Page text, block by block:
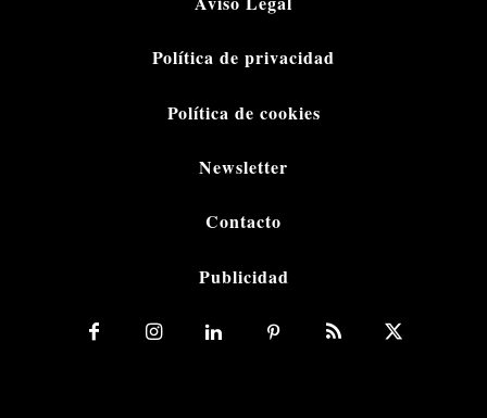
Política de privacidad
Política de cookies
Newsletter
Contacto
Publicidad